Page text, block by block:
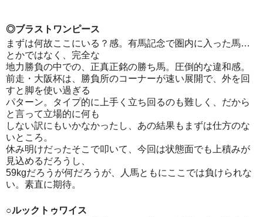
◎ブラストワンピース
まずは何故ここにいる？感。有馬記念で圏内に入った馬…
とかではなく、完全な
地力勝負の中での、正真正銘の勝ち馬。圧倒的な違和感。
前走・大阪杯は、勝負所のコーナーが速い展開で、外を回
すと脚を使い過ぎる
パターン。タイプ的に上手く立ち回るのも難しく、だから
と言って立場的に何も
しない訳にもいかなかったし、あの結果もまずは仕方のな
いところ。
休み明けだったそこで叩いて、今回は状態面でも上積みが
見込めるだろうし、
59kgだろうが何だろうが、人馬ともにここでは負けられな
い。素直に期待。
○ルックトゥワイス